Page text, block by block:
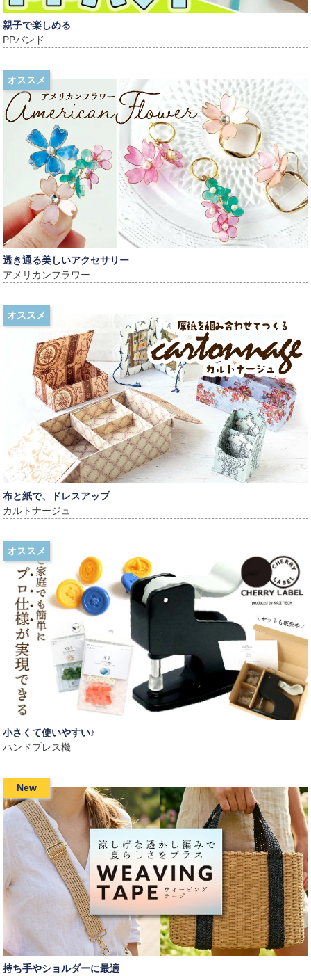
親子で楽しめる
PPバンド
オススメ
透き通る美しいアクセサリー
アメリカンフラワー
オススメ
布と紙で、ドレスアップ
カルトナージュ
オススメ
小さくて使いやすい♪
ハンドプレス機
New
持ち手やショルダーに最適